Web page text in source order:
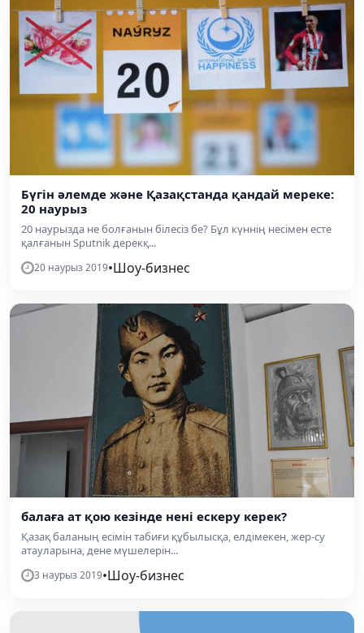
Бүгін әлемде және Қазақстанда қандай мереке:
20 наурыз
20 наурызда не болғанын білесіз бе? Бұл күннің несімен есте
қалғанын Sputnik дерекқ...
20 наурыз 2019•Шоу-бизнес
балаға ат қою кезінде нені ескеру керек?
Қазақ баланың есімін табиғи құбылысқа, елдімекен, жер-су
атауларына, дене мүшелерін...
3 наурыз 2019•Шоу-бизнес